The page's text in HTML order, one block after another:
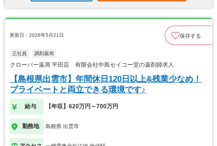
更新日：2026年5月21日 保存する
正社員 調剤薬局
クローバー薬局 平田店 有限会社中島セイコー堂の薬剤師求人
【島根県出雲市】年間休日120日以上&残業少なめ！
プライベートと両立できる環境です♪
給与 【年収】620万円～700万円
勤務地 島根県 出雲市